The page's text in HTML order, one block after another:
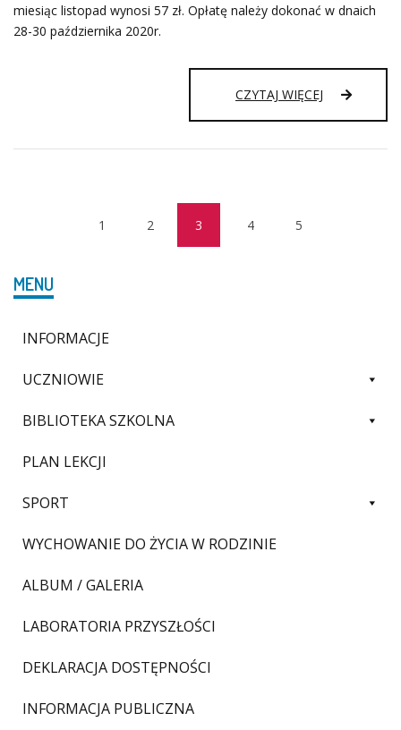
miesiąc listopad wynosi 57 zł. Opłatę należy dokonać w dnaich
28-30 października 2020r.
CZYTAJ WIĘCEJ OPŁATNOŚĆ
1 2
3
4 5
MENU
INFORMACJE
UCZNIOWIE
BIBLIOTEKA SZKOLNA
PLAN LEKCJI
SPORT
WYCHOWANIE DO ŻYCIA W RODZINIE
ALBUM / GALERIA
LABORATORIA PRZYSZŁOŚCI
DEKLARACJA DOSTĘPNOŚCI
INFORMACJA PUBLICZNA